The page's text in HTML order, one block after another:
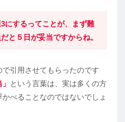
にするってことが、まず難
と５日が妥当ですからね。
引用させてもらったのです
という言葉は、実は多くの方
べることなのではないでしょ